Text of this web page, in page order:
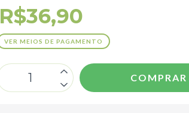
R$36,90
VER MEIOS DE PAGAMENTO